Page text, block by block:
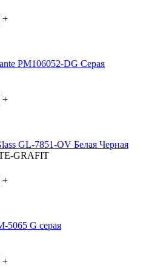
+
PM106052-DG Серая
+
GL-7851-OV Белая Черная
GRAFIT
+
5065 G серая
+